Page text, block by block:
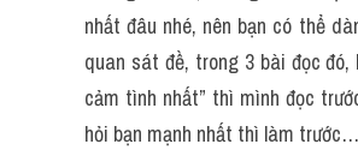
nhất đâu nhé, nên bạn có thể
quan sát đề, trong 3 bài đọc đó,
cảm tình nhất” thì mình đọc
hỏi bạn mạnh nhất thì làm trước…